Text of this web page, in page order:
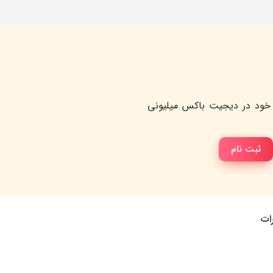
در دیجیت باکس میلیونی
ثبت نام